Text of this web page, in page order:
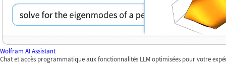
Wolfram AI Assistant
Chat et accès programmatique aux fonctionnalités LLM optimisées pour votre